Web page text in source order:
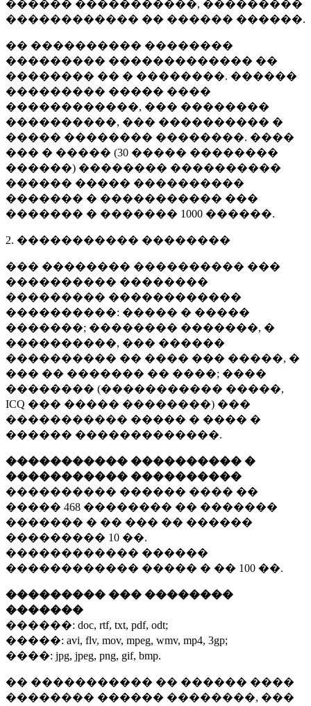
������ �����������, ���������
������������ �� ������ ������.
�� ���������� ��������
��������� ������������� ��
�������� �� � ��������. ������
��������� ����� ����
������������, ��� ��������
����������, ��� ���������� �
����� �������� ��������. ����
��� � ����� (30 ����� ��������
������) �������� ����������
������ ����� ����������
������� � ����������� ���
������� � ������� 1000 ������.
2. ����������� ��������
��� �������� ���������� ���
���������� ��������
��������� ������������
����������: ����� � �����
�������; �������� �������, �
����������, ��� ������
���������� �� ���� ��� �����, �
��� �� ������� �� ����; ����
�������� (����������� �����,
ICQ ��� ����� ��������) ���
����������� ����� � ���� �
������ �������������.
����������� ���������� �
����������� ����������
���������� ������ ���� ��
����� 468 �������� �� �������
������� � �� ��� �� ������
��������� 10 ��.
������������ ������
������������ ����� � �� 100 ��.
��������� ��� ��������
�������
������: doc, rtf, txt, pdf, odt;
�����: avi, flv, mov, mpeg, wmv, mp4, 3gp;
����: jpg, jpeg, png, gif, bmp.
�� ����������� �� ������ ����
�������� ������ ��������, ���